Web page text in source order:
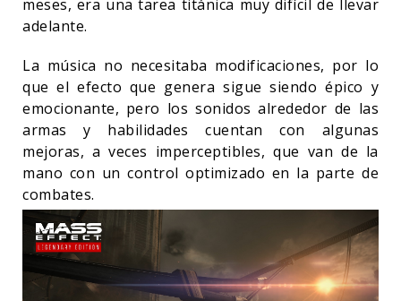
meses, era una tarea titánica muy difícil de llevar
adelante.
La música no necesitaba modificaciones, por lo
que el efecto que genera sigue siendo épico y
emocionante, pero los sonidos alrededor de las
armas y habilidades cuentan con algunas
mejoras, a veces imperceptibles, que van de la
mano con un control optimizado en la parte de
combates.